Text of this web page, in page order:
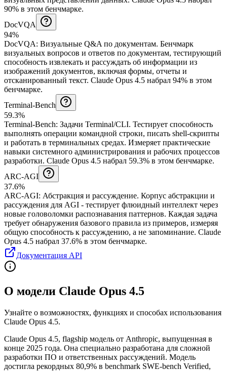
90% в этом бенчмарке.
DocVQA
94%
DocVQA: Визуальные Q&A по документам. Бенчмарк
визуальных вопросов и ответов по документам, тестирующий
способность извлекать и рассуждать об информации из
изображений документов, включая формы, отчеты и
отсканированный текст. Claude Opus 4.5 набрал 94% в этом
бенчмарке.
Terminal-Bench
59.3%
Terminal-Bench: Задачи Terminal/CLI. Тестирует способность
выполнять операции командной строки, писать shell-скрипты
и работать в терминальных средах. Измеряет практические
навыки системного администрирования и рабочих процессов
разработки. Claude Opus 4.5 набрал 59.3% в этом бенчмарке.
ARC-AGI
37.6%
ARC-AGI: Абстракция и рассуждение. Корпус абстракции и
рассуждения для AGI - тестирует флюидный интеллект через
новые головоломки распознавания паттернов. Каждая задача
требует обнаружения базового правила из примеров, измеряя
общую способность к рассуждению, а не запоминание. Claude
Opus 4.5 набрал 37.6% в этом бенчмарке.
Документация API
О модели Claude Opus 4.5
Узнайте о возможностях, функциях и способах использования
Claude Opus 4.5.
Claude Opus 4.5, flagship модель от Anthropic, выпущенная в
конце 2025 года. Она специально разработана для сложной
разработки ПО и ответственных рассуждений. Модель
достигла рекордных 80,9% в benchmark SWE-bench Verified,